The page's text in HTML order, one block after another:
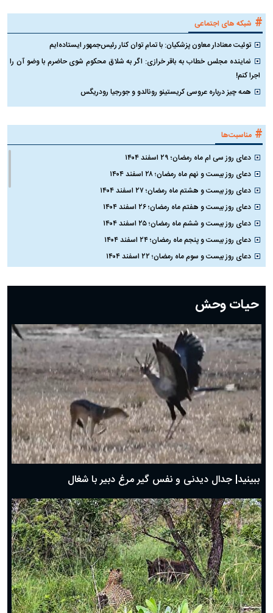
# شبکه های اجتماعی
توئیت معنادار معاون پزشکیان: با تمام توان کنار رئیس‌جمهور ایستاده‌ایم
نماینده مجلس خطاب به باقر خرازی: اگر به شلاق محکوم شوی حاضرم با وضو آن را
اجرا کنم!
همه چیز درباره عروسی کریستینو رونالدو و جورجیا رودریگس
# مناسبت‌ها
دعای روز سی ام ماه رمضان؛ ۲۹ اسفند ۱۴۰۴
دعای روز بیست و نهم ماه رمضان؛ ۲۸ اسفند ۱۴۰۴
دعای روز بیست و هشتم ماه رمضان؛ ۲۷ اسفند ۱۴۰۴
دعای روز بیست و هفتم ماه رمضان؛ ۲۶ اسفند ۱۴۰۴
دعای روز بیست و ششم ماه رمضان؛ ۲۵ اسفند ۱۴۰۴
دعای روز بیست و پنجم ماه رمضان؛ ۲۴ اسفند ۱۴۰۴
دعای روز بیست و سوم ماه رمضان؛ ۲۲ اسفند ۱۴۰۴
دعای روز بیستم ماه رمضان؛ ۱۹ اسفند ۱۴۰۴
دعای روز هشتم ماه مبارک رمضان؛ ۷ اسفند ماه ۱۴۰۴
دعای روز هفتم ماه رمضان؛ ۶ اسفند ۱۴۰۴
دعای روز ششم ماه رمضان؛ ۵ اسفند ۱۴۰۴
دعای روز پنجم ماه رمضان؛ ۴ اسفند ۱۴۰۴
دعای روز چهارم ماه مبارک رمضان؛ ۳ اسفند ۱۴۰۴
دعای روز سوم ماه مبارک رمضان؛ ۱۴ اسفند ۱۴۰۴
دعای روز دوم ماه مبارک رمضان ۱ اسفند ماه ۱۴۰۴
دعای روز اول ماه مبارک رمضان، ۳۰ بهمن ۱۴۰۴
حضرت زینب(س) چگونه از دنیا رفت؟
بهترین پیامک تبریک روز پدر ۱۴۰۴؛ جملات زیبا و صمیمانه
حیات وحش
ببینید| جدال دیدنی و نفس گیر مرغ دبیر با شغال